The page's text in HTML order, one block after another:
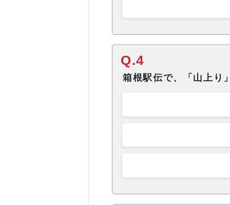
Q.4
箱根駅伝で、「山上り